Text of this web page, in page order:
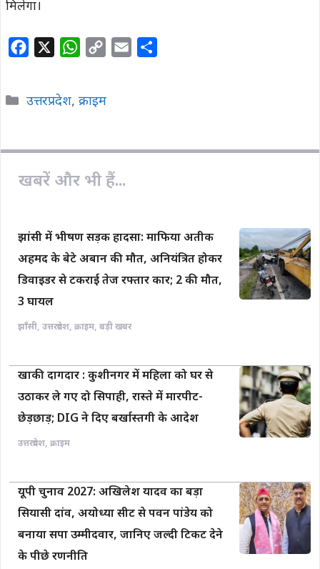
मिलेगा।
e
o
k
W
t
A
i
k
Categories
उत्तरप्रदेश, क्राइम
खबरें और भी हैं...
झांसी में भीषण सड़क हादसा: माफिया अतीक
अहमद के बेटे अबान की मौत, अनियंत्रित होकर
डिवाइडर से टकराई तेज रफ्तार कार; 2 की मौत,
3 घायल
झाँसी, उत्तरप्रदेश, क्राइम, बड़ी खबर
खाकी दागदार : कुशीनगर में महिला को घर से
उठाकर ले गए दो सिपाही, रास्ते में मारपीट-
छेड़छाड़; DIG ने दिए बर्खास्तगी के आदेश
उत्तरप्रदेश, क्राइम
यूपी चुनाव 2027: अखिलेश यादव का बड़ा
सियासी दांव, अयोध्या सीट से पवन पांडेय को
बनाया सपा उम्मीदवार, जानिए जल्दी टिकट देने
के पीछे रणनीति